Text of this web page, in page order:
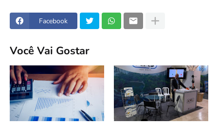
Facebook
Você Vai Gostar